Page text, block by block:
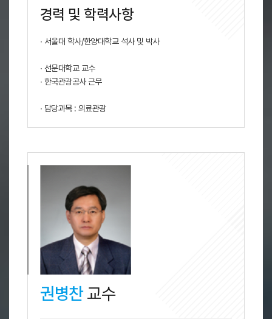
경력 및 학력사항
∙ 서울대 학사/한양대학교 석사 및 박사
∙ 선문대학교 교수
∙ 한국관광공사 근무
∙ 담당과목 : 의료관광
권병찬교수